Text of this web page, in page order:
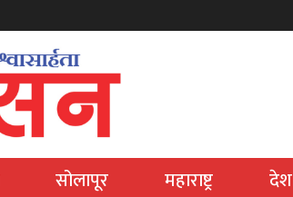
सोलापूर महाराष्ट्र